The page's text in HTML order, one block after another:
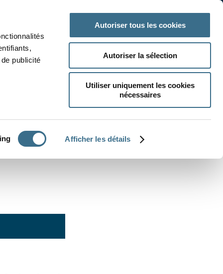
publicité
Afficher les détails
Autoriser tous les cookies
Autoriser la sélection
Utiliser uniquement les cookies
nécessaires